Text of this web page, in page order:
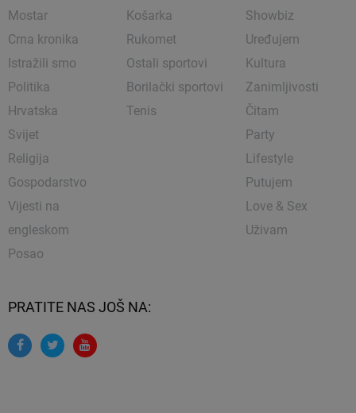
Mostar
Crna kronika
Istražili smo
Politika
Hrvatska
Svijet
Religija
Gospodarstvo
Vijesti na
engleskom
Posao
Košarka
Rukomet
Ostali sportovi
Borilački sportovi
Tenis
Showbiz
Uređujem
Kultura
Zanimljivosti
Čitam
Party
Lifestyle
Putujem
Love & Sex
Uživam
PRATITE NAS JOŠ NA: